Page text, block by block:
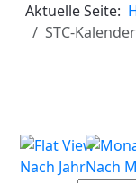
Aktuelle Seite:
STC-Kalender
Nach JahrNach